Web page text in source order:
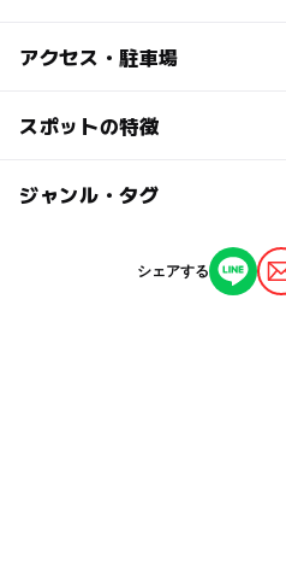
アクセス・駐車場
交通アクセス
スポットの特徴
駐車場あり
ー
ジャンル・タグ
シェアする